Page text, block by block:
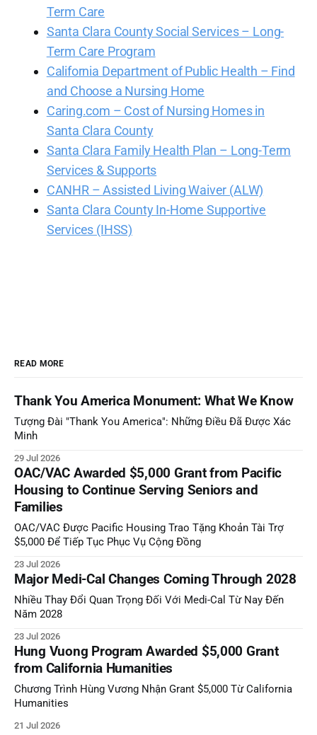
Term Care
Santa Clara County Social Services – Long-
Term Care Program
California Department of Public Health – Find
and Choose a Nursing Home
Caring.com – Cost of Nursing Homes in
Santa Clara County
Santa Clara Family Health Plan – Long-Term
Services & Supports
CANHR – Assisted Living Waiver (ALW)
Santa Clara County In-Home Supportive
Services (IHSS)
READ MORE
Thank You America Monument: What We Know
Tượng Đài "Thank You America": Những Điều Đã Được Xác
Minh
29 Jul 2026
OAC/VAC Awarded $5,000 Grant from Pacific
Housing to Continue Serving Seniors and
Families
OAC/VAC Được Pacific Housing Trao Tặng Khoản Tài Trợ
$5,000 Để Tiếp Tục Phục Vụ Cộng Đồng
23 Jul 2026
Major Medi-Cal Changes Coming Through 2028
Nhiều Thay Đổi Quan Trọng Đối Với Medi-Cal Từ Nay Đến
Năm 2028
23 Jul 2026
Hung Vuong Program Awarded $5,000 Grant
from California Humanities
Chương Trình Hùng Vương Nhận Grant $5,000 Từ California
Humanities
21 Jul 2026